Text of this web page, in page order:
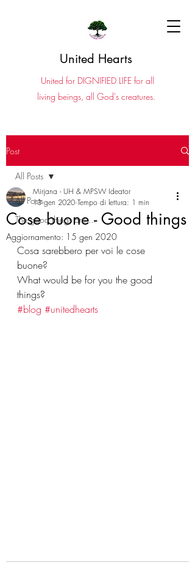
United Hearts
United for DIGNIFIED LIFE for all
living beings, all God's creatures.
Post
All Posts
The good things are ...
All Posts
Cose buone - Good things
Mirjana - UH & MPSW Ideator
13 gen 2020 Tempo di lettura: 1 min
Aggiornamento: 15 gen 2020
Cosa sarebbero per voi le cose
buone?
What would be for you the good
things?
#blog #unitedhearts